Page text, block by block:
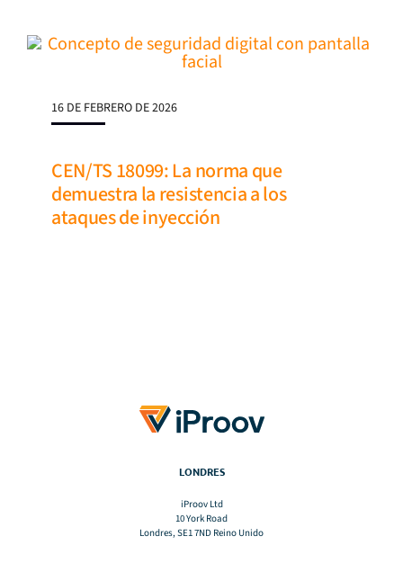
16 DE FEBRERO DE 2026
CEN/TS 18099: La norma que
demuestra la resistencia a los
ataques de inyección
LONDRES
iProov Ltd
10 York Road
Londres, SE1 7ND Reino Unido